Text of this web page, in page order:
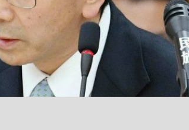
の真実 選手が明かす...